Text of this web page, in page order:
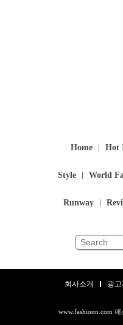
Home Hot
Style World
Runway
회사소개 광
www.fashionn.com